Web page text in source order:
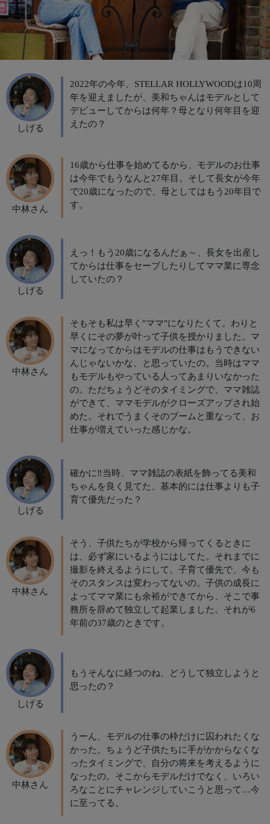
しげる
2022年の今年、STELLAR HOLLYWOODは10周
年を迎えましたが、美和ちゃんはモデルとして
デビューしてからは何年？母となり何年目を迎
えたの？
中林さん
16歳から仕事を始めてるから、モデルのお仕事
は今年でもうなんと27年目。そして長女が今年
で20歳になったので、母としてはもう20年目で
す。
しげる
えっ！もう20歳になるんだぁ～、長女を出産し
てからは仕事をセーブしたりしてママ業に専念
していたの？
中林さん
そもそも私は早く"ママ"になりたくて。わりと
早くにその夢が叶って子供を授かりました。マ
マになってからはモデルの仕事はもうできない
んじゃないかな、と思っていたの。当時はママ
もモデルもやっている人ってあまりいなかった
の。ただちょうどそのタイミングで、ママ雑誌
ができて、ママモデルがクローズアップされ始
めた。それでうまくそのブームと重なって、お
仕事が増えていった感じかな。
しげる
確かに‼当時、ママ雑誌の表紙を飾ってる美和
ちゃんを良く見てた、基本的には仕事よりも子
育て優先だった？
中林さん
そう、子供たちが学校から帰ってくるときに
は、必ず家にいるようにはしてた。それまでに
撮影を終えるようにして。子育て優先で、今も
そのスタンスは変わってないの。子供の成長に
よってママ業にも余裕ができてから、そこで事
務所を辞めて独立して起業しました。それが6
年前の37歳のときです。
しげる
もうそんなに経つのね、どうして独立しようと
思ったの？
中林さん
うーん、モデルの仕事の枠だけに囚われたくな
かった。ちょうど子供たちに手がかからなくな
ったタイミングで、自分の将来を考えるように
なったの。そこからモデルだけでなく、いろい
ろなことにチャレンジしていこうと思って…今
に至ってる。